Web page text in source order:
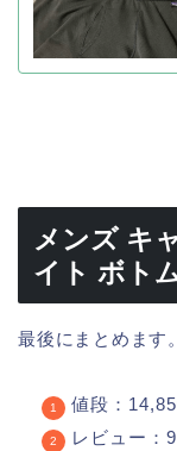
メンズ キ
イト ボト
最後にまとめます
値段：
レビュー：